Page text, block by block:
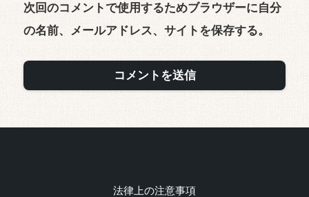
次回のコメントで使用するためブラウザーに自分
の名前、メールアドレス、サイトを保存する。
法律上の注意事項